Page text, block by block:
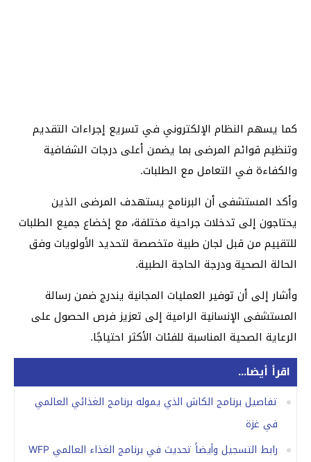
كما يسهم النظام الإلكتروني في تسريع إجراءات التقديم
وتنظيم قوائم المرضى بما يضمن أعلى درجات الشفافية
والكفاءة في التعامل مع الطلبات.
وأكد المستشفى أن البرنامج يستهدف المرضى الذين
يحتاجون إلى تدخلات جراحية مختلفة، مع إخضاع جميع الطلبات
للتقييم من قبل لجان طبية متخصصة لتحديد الأولويات وفق
الحالة الصحية ودرجة الحاجة الطبية.
وأشار إلى أن توفير العمليات المجانية يندرج ضمن رسالة
المستشفى الإنسانية الرامية إلى تعزيز فرص الحصول على
الرعاية الصحية المناسبة للفئات الأكثر احتياجًا.
اقرأ أيضا...
تفاصيل برنامج الكاش الذي يموله برنامج الغذائي العالمي
في غزة
رابط التسجيل وأيضاً تحديث في برنامج الغذاء العالمي WFP